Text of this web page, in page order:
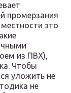
промерзания
это
из ПВХ),
Чтобы
уложить не
не